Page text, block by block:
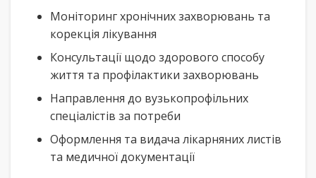
Моніторинг хронічних захворювань та
корекція лікування
Консультації щодо здорового способу
життя та профілактики захворювань
Направлення до вузькопрофільних
спеціалістів за потреби
Оформлення та видача лікарняних листів
та медичної документації